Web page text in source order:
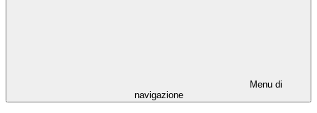
Menu di
navigazione